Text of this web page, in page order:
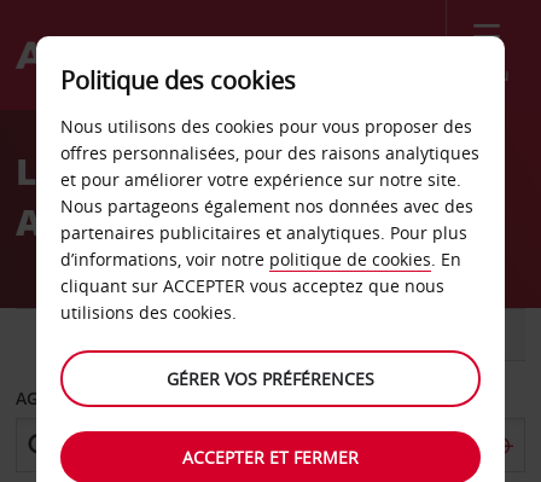
Menu
Welcome
AvisLocation de voiture Essen
Altenessen
AGENCE DE DÉPART
Politique des cookies
Nous utilisons des cookies pour vous proposer des
offres personnalisées, pour des raisons analytiques
et pour améliorer votre expérience sur notre site.
Nous partageons également nos données avec des
partenaires publicitaires et analytiques. Pour plus
d’informations, voir notre politique de cookies. En
cliquant sur ACCEPTER vous acceptez que nous
utilisions des cookies.
GÉRER VOS PRÉFÉRENCES
ACCEPTER ET FERMER